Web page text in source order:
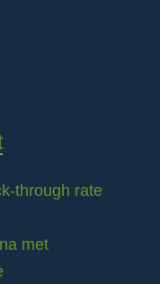
through rate
met